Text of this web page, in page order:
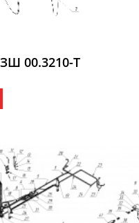
00.3210-Т